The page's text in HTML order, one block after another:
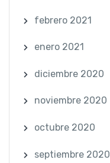
febrero 2021
enero 2021
diciembre 2020
noviembre 2020
octubre 2020
septiembre 2020